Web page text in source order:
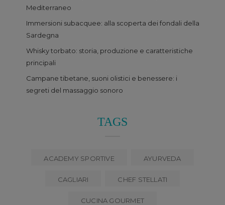
Mediterraneo
Immersioni subacquee: alla scoperta dei fondali della
Sardegna
Whisky torbato: storia, produzione e caratteristiche
principali
Campane tibetane, suoni olistici e benessere: i
segreti del massaggio sonoro
TAGS
ACADEMY SPORTIVE AYURVEDA
CAGLIARI CHEF STELLATI
CUCINA GOURMET